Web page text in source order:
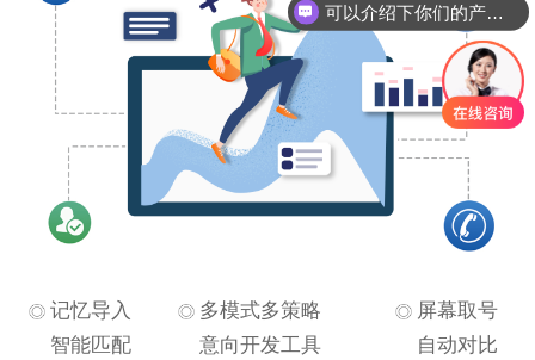
记忆导入
智能匹配
多模式多策略
意向开发工具
屏幕取号
自动对比
可以介绍下你们的产品么